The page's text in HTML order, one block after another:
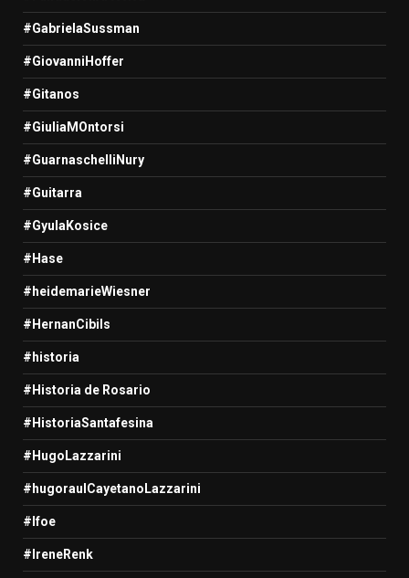
#GabrielaSussman
#GiovanniHoffer
#Gitanos
#GiuliaMOntorsi
#GuarnaschelliNury
#Guitarra
#GyulaKosice
#Hase
#heidemarieWiesner
#HernanCibils
#historia
#Historia de Rosario
#HistoriaSantafesina
#HugoLazzarini
#hugoraulCayetanoLazzarini
#Ifoe
#IreneRenk